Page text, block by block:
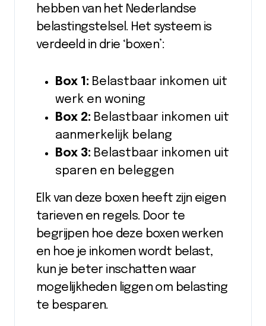
hebben van het Nederlandse
belastingstelsel. Het systeem is
verdeeld in drie ‘boxen’:
Box 1: Belastbaar inkomen uit
werk en woning
Box 2: Belastbaar inkomen uit
aanmerkelijk belang
Box 3: Belastbaar inkomen uit
sparen en beleggen
Elk van deze boxen heeft zijn eigen
tarieven en regels. Door te
begrijpen hoe deze boxen werken
en hoe je inkomen wordt belast,
kun je beter inschatten waar
mogelijkheden liggen om belasting
te besparen.